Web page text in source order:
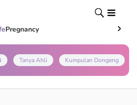
Pregnancy
Tanya Ahli Kumpulan Dongeng